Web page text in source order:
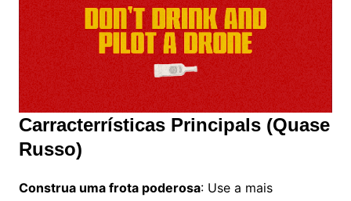
Carracterrísticas Principals (Quase
Russo)
Construa uma frota poderosa: Use a mais